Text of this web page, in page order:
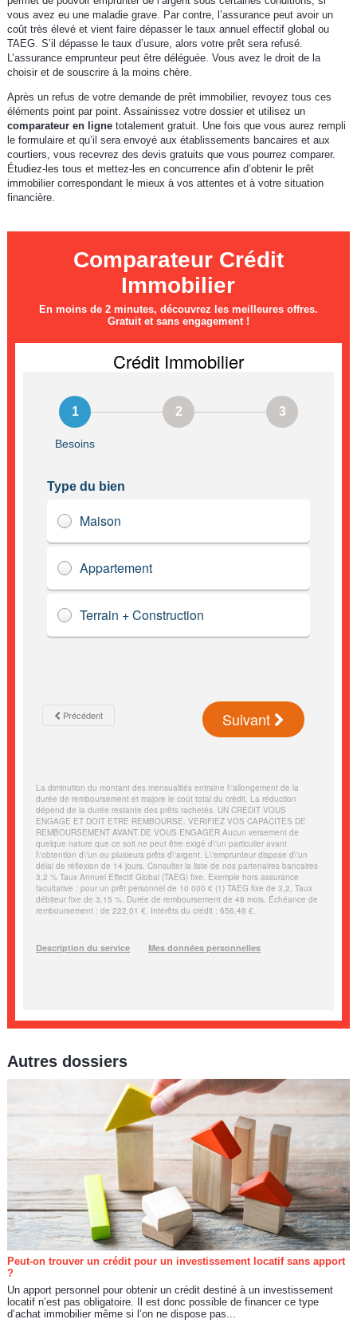
vous avez eu une maladie grave. Par contre, l’assurance peut avoir un
coût très élevé et vient faire dépasser le taux annuel effectif global ou
TAEG. S’il dépasse le taux d’usure, alors votre prêt sera refusé.
L’assurance emprunteur peut être déléguée. Vous avez le droit de la
choisir et de souscrire à la moins chère.
Après un refus de votre demande de prêt immobilier, revoyez tous ces
éléments point par point. Assainissez votre dossier et utilisez un
comparateur en ligne totalement gratuit. Une fois que vous aurez rempli
le formulaire et qu’il sera envoyé aux établissements bancaires et aux
courtiers, vous recevrez des devis gratuits que vous pourrez comparer.
Étudiez-les tous et mettez-les en concurrence afin d’obtenir le prêt
immobilier correspondant le mieux à vos attentes et à votre situation
financière.
Comparateur Crédit
Immobilier
En moins de 2 minutes, découvrez les meilleures offres.
Gratuit et sans engagement !
Autres dossiers
Peut-on trouver un crédit pour un investissement locatif sans apport
?
Un apport personnel pour obtenir un crédit destiné à un investissement
locatif n’est pas obligatoire. Il est donc possible de financer ce type
d’achat immobilier même si l’on ne dispose pas...